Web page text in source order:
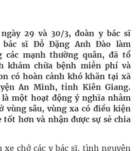
29 và 30/3, đoàn y bác sĩ
bác sĩ Đỗ Đặng Anh Đào làm
các mạnh thường quân, đã tổ
khám chữa bệnh miễn phí và
có hoàn cảnh khó khăn tại xã
An Minh, tỉnh Kiên Giang.
một hoạt động ý nghĩa nhằm
vùng sâu, vùng xa có điều kiện
tốt hơn và nhận được sự sẻ chia
xe chở các y bác sĩ, tình nguyện